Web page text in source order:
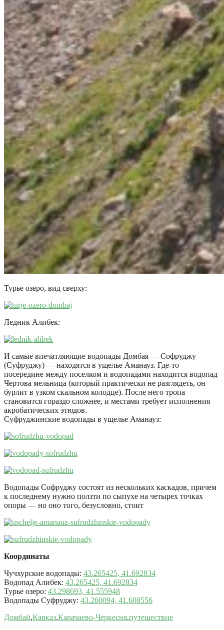
Турье озеро, вид сверху:
Ледник Алибек:
И самые впечатляющие водопады Домбая — Софруджу
(Суфруджу) — находятся в ущелье Аманауз. Где-то
посередине между поселком и водопадами находится водопад
Чертова мельница (который практически не разглядеть, он
бурлит в узком скальном колодце). После него тропа
становится гораздо сложнее, и местами требует исполнения
акробатических этюдов.
Суфруджинские водопады в ущелье Аманауз:
Водопады Софруджу состоят из нескольких каскадов, причем
к последнему нужно ползти по сыпухе на четырех точках
опоры — но оно того, безусловно, стоит
Координаты
Чучхурские водопады: 43.265425, 41.692834
Водопад Алибек: 43.265425, 41.692834
Турье озеро: 43.298693, 41.555948
Водопады Суфруджу: 43.260094, 41.608556
Домбай,Кавказ,Карачаево-Черкесия,путешествие